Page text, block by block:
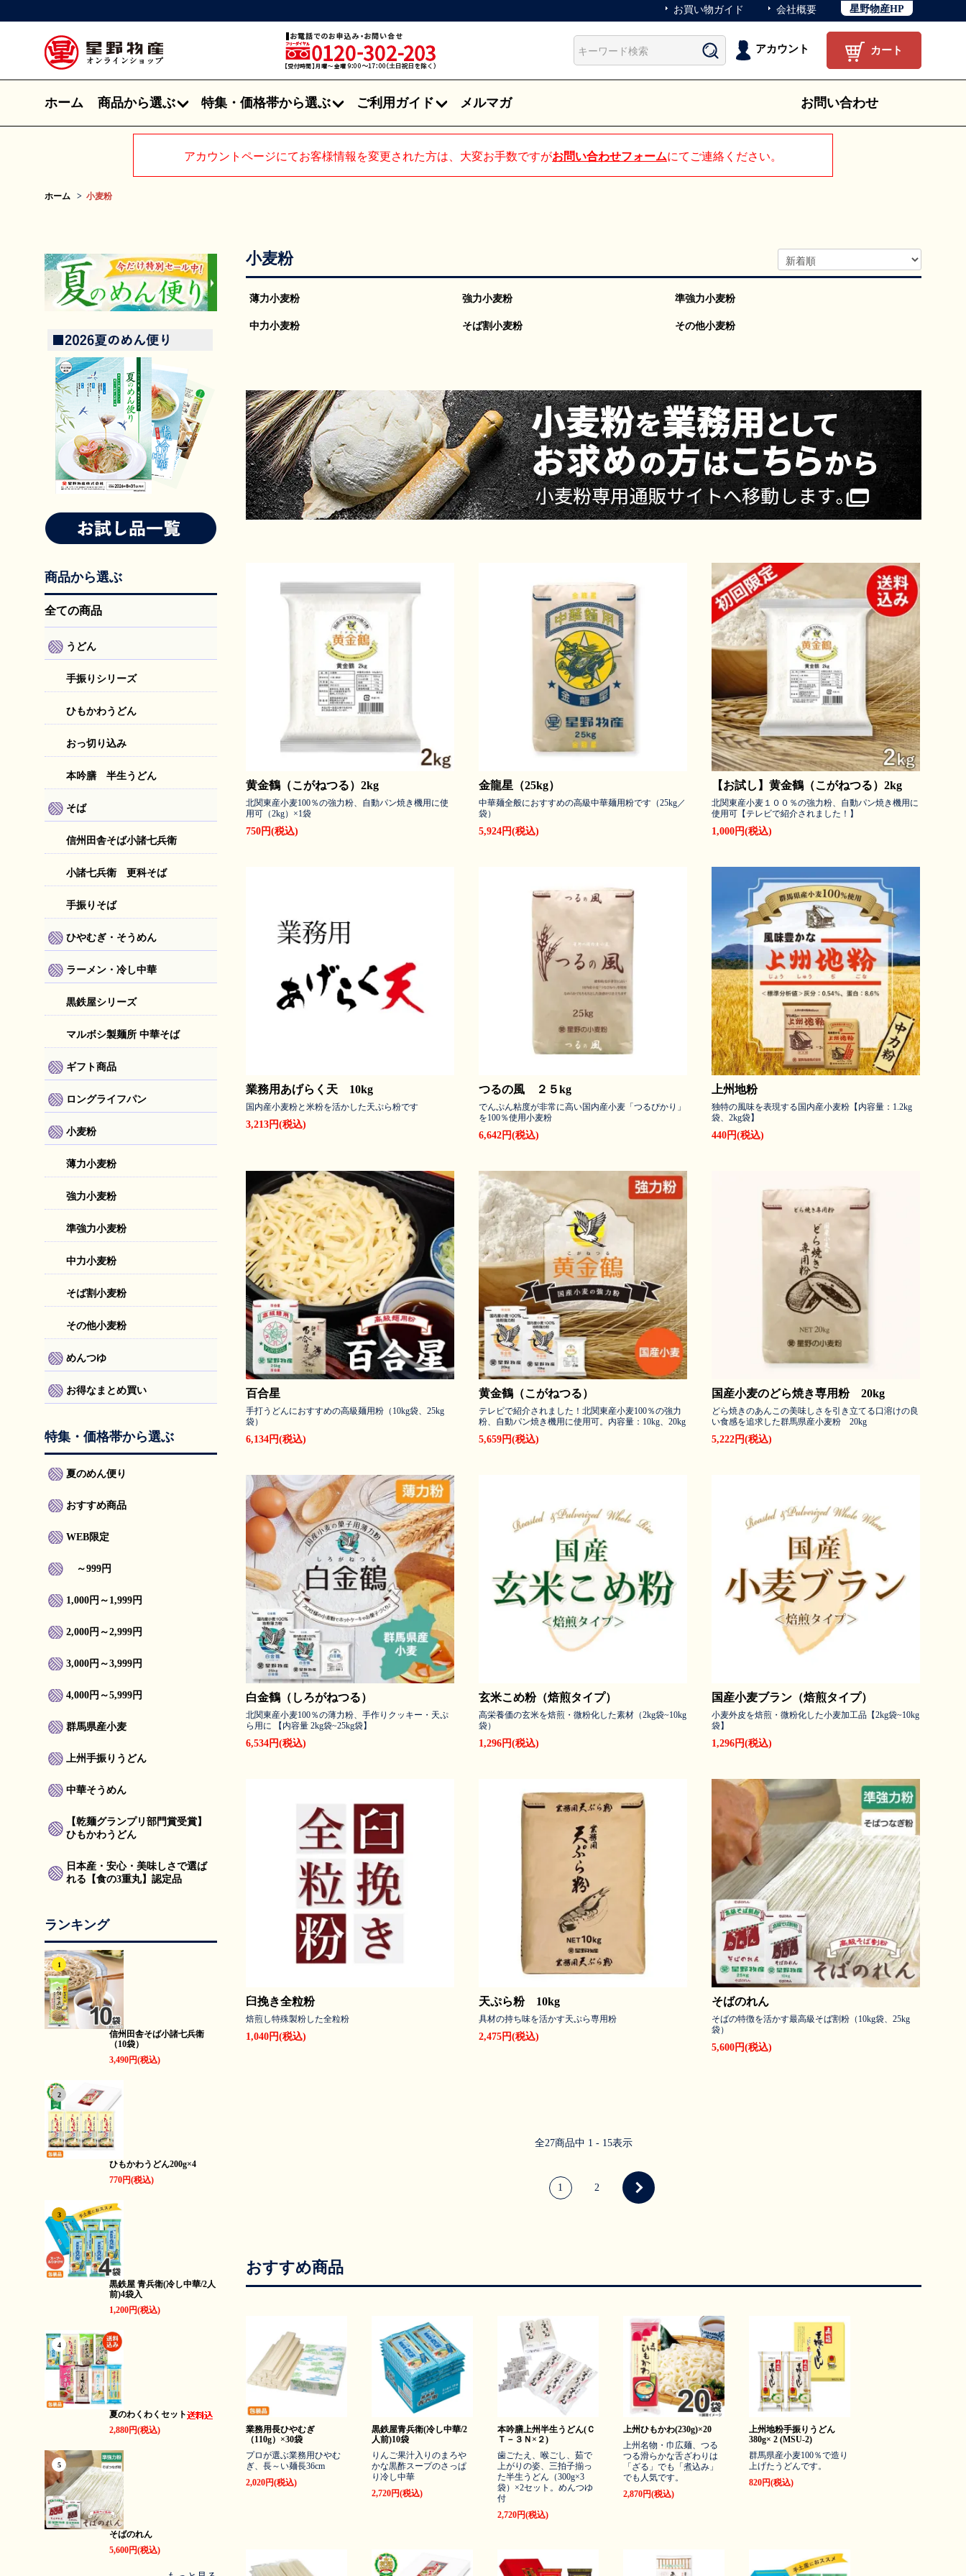
星野物産HP
会社概要
お買い物ガイド
アカウント カート
ホーム 商品から選ぶ 特集・価格帯から選ぶ ご利用ガイド メルマガ お問い合わせ
アカウントページにてお客様情報を変更された方は、大変お手数ですがお問い合わせフォームにてご連絡ください。
ホーム 小麦粉
小麦粉
薄力小麦粉 強力小麦粉 準強力小麦粉
中力小麦粉 そば割小麦粉 その他小麦粉
黄金鶴（こがねつる）2kg
北関東産小麦100％の強力粉、自動パン焼き機用に使
用可（2kg）×1袋
750円(税込)
金龍星（25kg）
中華麺全般におすすめの高級中華麺用粉です（25kg／
袋）
5,924円(税込)
【お試し】黄金鶴（こがねつる）2kg
北関東産小麦１００％の強力粉、自動パン焼き機用に
使用可【テレビで紹介されました！】
1,000円(税込)
業務用あげらく天 10kg
国内産小麦粉と米粉を活かした天ぷら粉です
3,213円(税込)
つるの風 ２５kg
でんぷん粘度が非常に高い国内産小麦「つるぴかり」
を100％使用小麦粉
6,642円(税込)
上州地粉
独特の風味を表現する国内産小麦粉【内容量：1.2kg
袋、2kg袋】
440円(税込)
百合星
手打うどんにおすすめの高級麺用粉（10kg袋、25kg
袋）
6,134円(税込)
黄金鶴（こがねつる）
テレビで紹介されました！北関東産小麦100％の強力
粉、自動パン焼き機用に使用可。内容量：10kg、20kg
5,659円(税込)
国産小麦のどら焼き専用粉 20kg
どら焼きのあんこの美味しさを引き立てる口溶けの良
い食感を追求した群馬県産小麦粉 20kg
5,222円(税込)
白金鶴（しろがねつる）
北関東産小麦100％の薄力粉、手作りクッキー・天ぷ
ら用に 【内容量 2kg袋~25kg袋】
6,534円(税込)
玄米こめ粉（焙煎タイプ）
高栄養価の玄米を焙煎・微粉化した素材（2kg袋~10kg
袋）
1,296円(税込)
国産小麦ブラン（焙煎タイプ）
小麦外皮を焙煎・微粉化した小麦加工品【2kg袋~10kg
袋】
1,296円(税込)
臼挽き全粒粉
焙煎し特殊製粉した全粒粉
1,040円(税込)
天ぷら粉 10kg
具材の持ち味を活かす天ぷら専用粉
2,475円(税込)
そばのれん
そばの特徴を活かす最高級そば割粉（10kg袋、25kg
袋）
5,600円(税込)
全27商品中 1 - 15表示
1 2
おすすめ商品
業務用長ひやむぎ
（110g）×30袋
プロが選ぶ業務用ひやむ
ぎ、長～い麺長36cm
2,020円(税込)
黒鉄屋青兵衛(冷し中華/2
人前)10袋
りんご果汁入りのまろや
かな黒酢スープのさっぱ
り冷し中華
2,720円(税込)
本吟膳上州半生うどん(Ｃ
Ｔ－３Ｎ×２)
歯ごたえ、喉ごし、茹で
上がりの姿、三拍子揃っ
た半生うどん（300g×3
袋）×2セット。めんつゆ
付
2,720円(税込)
上州ひもかわ(230g)×20
上州名物・巾広麺、つる
つる滑らかな舌ざわりは
「ざる」でも「煮込み」
でも人気です。
2,870円(税込)
上州地粉手振りうどん
380g× 2 (MSU-2)
群馬県産小麦100％で造り
上げたうどんです。
820円(税込)
商品から選ぶ
全ての商品
うどん
手振りシリーズ
ひもかわうどん
おっ切り込み
本吟膳 半生うどん
そば
信州田舎そば小諸七兵衛
小諸七兵衛 更科そば
手振りそば
ひやむぎ・そうめん
ラーメン・冷し中華
黒鉄屋シリーズ
マルボシ製麺所 中華そば
ギフト商品
ロングライフパン
小麦粉
薄力小麦粉
強力小麦粉
準強力小麦粉
中力小麦粉
そば割小麦粉
その他小麦粉
めんつゆ
お得なまとめ買い
特集・価格帯から選ぶ
夏のめん便り
おすすめ商品
WEB限定
～999円
1,000円～1,999円
2,000円～2,999円
3,000円～3,999円
4,000円～5,999円
群馬県産小麦
上州手振りうどん
中華そうめん
【乾麺グランプリ部門賞受賞】
ひもかわうどん
日本産・安心・美味しさで選ば
れる【食の3重丸】認定品
ランキング
1
信州田舎そば小諸七兵衛
（10袋）
3,490円(税込)
2
ひもかわうどん200g×4
770円(税込)
3
黒鉄屋 青兵衛(冷し中華/2人
前)4袋入
1,200円(税込)
4
夏のわくわくセット
2,880円(税込)
5
そばのれん
5,600円(税込)